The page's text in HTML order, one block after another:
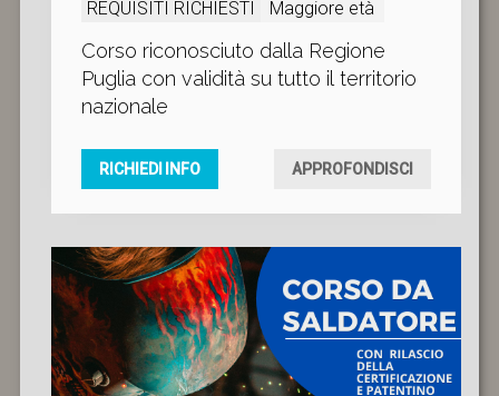
REQUISITI RICHIESTI Maggiore età
Corso riconosciuto dalla Regione
Puglia con validità su tutto il territorio
nazionale
RICHIEDI INFO APPROFONDISCI